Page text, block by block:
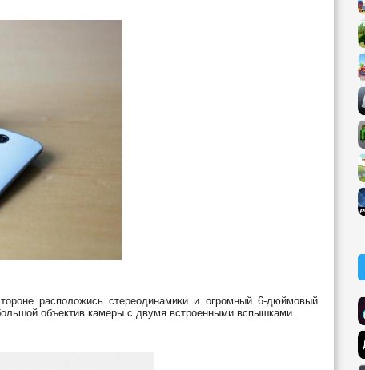
расположись стереодинамики и огромный 6-дюймовый
объектив камеры с двумя встроенными вспышками.